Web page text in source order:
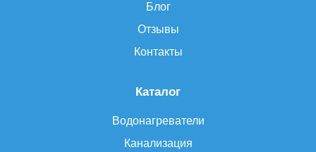
Каталог
Водонагреватели
Канализация
Блог
Отзывы
Контакты